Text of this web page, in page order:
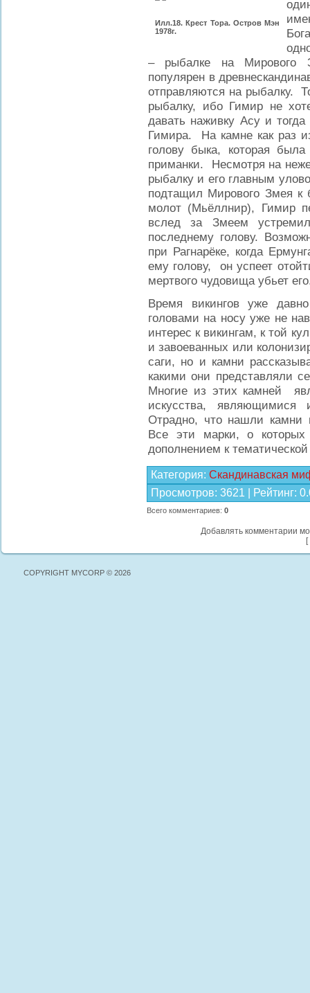
Илл.18. Крест Тора. Остров Мэн
1978г.
– рыбалке на Мирового
популярен в
отправляются на рыбалку.
рыбалку, ибо Гимир не
давать наживку Асу и
Гимира. На камне как раз
голову быка, которая
приманки. Несмотря на
рыбалку и его главным
подтащил Мирового Змея к
молот (Мьёллнир), Гимир
вслед за Змеем
последнему голову.
при Рагнарёке, когда
ему голову, он успеет
мертвого чудовища убьет
Время викингов уже
головами на носу уже не
интерес к викингам, к той
и завоеванных или
саги, но и камни
какими они представляли
Многие из этих камней
искусства, являющимися
Отрадно, что нашли камни
Все эти марки, о
дополнением к
Категория: Скандинавская
Просмотров: 3621 Рейтинг:
Всего комментариев: 0
Добавлять комментарии
[
COPYRIGHT MYCORP © 2026